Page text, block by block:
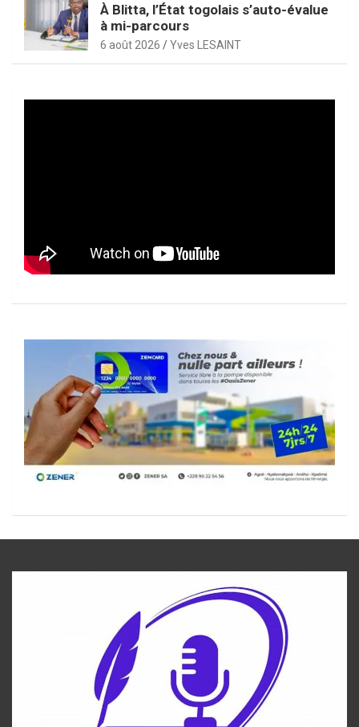
À Blitta, l’État togolais s’auto-évalue
à mi-parcours
6 août 2026 Yves LESAINT